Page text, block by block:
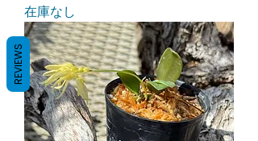
在庫なし
REVIEWS